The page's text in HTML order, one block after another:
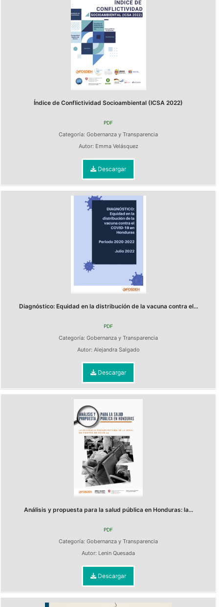
Índice de Conflictividad Socioambiental (ICSA 2022)
PDF
Categoría: Gobernanza y Transparencia
Autor: Emma Velásquez
Descargar
Diagnóstico: Equidad en la distribución de la vacuna contra el...
PDF
Categoría: Gobernanza y Transparencia
Autor: Alejandra Salgado
Descargar
Análisis y propuesta para la salud pública en Honduras: la...
PDF
Categoría: Gobernanza y Transparencia
Autor: Lenin Quesada
Descargar